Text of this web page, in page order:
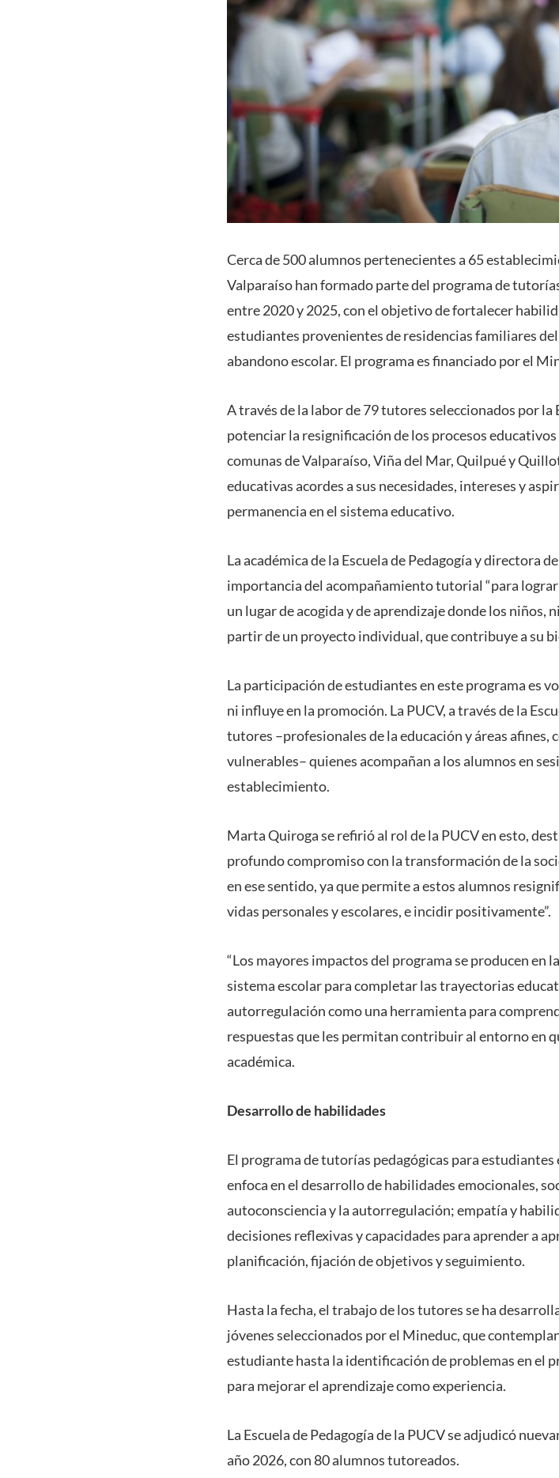
Cerca de 500 alumnos pertenecientes a 65
Valparaíso han formado parte del programa de
entre 2020 y 2025, con el objetivo de fortalecer
estudiantes provenientes de residencias familiares
abandono escolar. El programa es financiado por el
A través de la labor de 79 tutores seleccionados por la
potenciar la resignificación de los procesos
comunas de Valparaíso, Viña del Mar, Quilpué y
educativas acordes a sus necesidades, intereses y
permanencia en el sistema educativo.
La académica de la Escuela de Pedagogía y directora
importancia del acompañamiento tutorial “para
un lugar de acogida y de aprendizaje donde los niños,
partir de un proyecto individual, que contribuye a su
La participación de estudiantes en este programa es
ni influye en la promoción. La PUCV, a través de la
tutores –profesionales de la educación y áreas
vulnerables– quienes acompañan a los alumnos en
establecimiento.
Marta Quiroga se refirió al rol de la PUCV en esto,
profundo compromiso con la transformación de la
en ese sentido, ya que permite a estos alumnos
vidas personales y escolares, e incidir positivamente”.
“Los mayores impactos del programa se producen en
sistema escolar para completar las trayectorias
autorregulación como una herramienta para
respuestas que les permitan contribuir al entorno en
académica.
Desarrollo de habilidades
El programa de tutorías pedagógicas para
enfoca en el desarrollo de habilidades emocionales,
autoconsciencia y la autorregulación; empatía y
decisiones reflexivas y capacidades para aprender a
planificación, fijación de objetivos y seguimiento.
Hasta la fecha, el trabajo de los tutores se ha
jóvenes seleccionados por el Mineduc, que
estudiante hasta la identificación de problemas en el
para mejorar el aprendizaje como experiencia.
La Escuela de Pedagogía de la PUCV se adjudicó
año 2026, con 80 alumnos tutoreados.